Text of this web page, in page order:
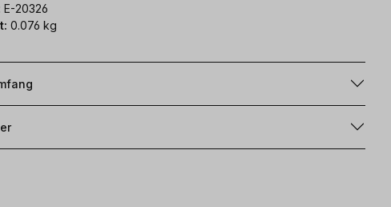
E-20326
0.076 kg